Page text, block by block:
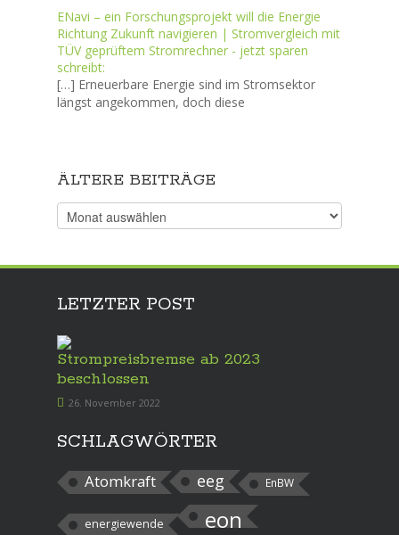
ENavi – ein Forschungsprojekt will die Energie
Richtung Zukunft navigieren | Stromvergleich mit
TÜV geprüftem Stromrechner - jetzt sparen
schreibt:
[…] Erneuerbare Energie sind im Stromsektor
längst angekommen, doch diese
ÄLTERE BEITRÄGE
Ältere
Beiträge
LETZTER POST
Strompreisbremse ab 2023
beschlossen
26. November 2022
SCHLAGWÖRTER
Atomkraft eeg EnBW
energiewende eon